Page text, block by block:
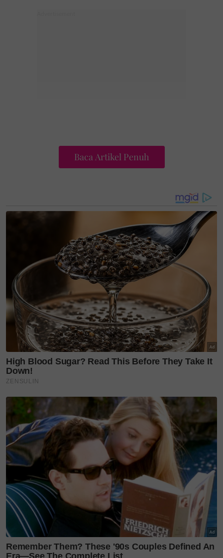
“Ini tentang kesihatan.
“Selagi tidak sihat, tidak mahu
berlarutan seperti bangun pagi
tiba-tiba sakit terpaksa bercuti
sehingga ganggu kawan-
kawan,” jelas Angah.
Baca Artikel Penuh